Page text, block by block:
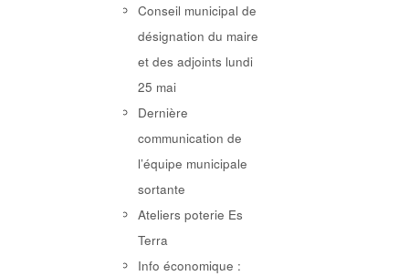
Conseil municipal de
désignation du maire
et des adjoints lundi
25 mai
Dernière
communication de
l’équipe municipale
sortante
Ateliers poterie Es
Terra
Info économique :